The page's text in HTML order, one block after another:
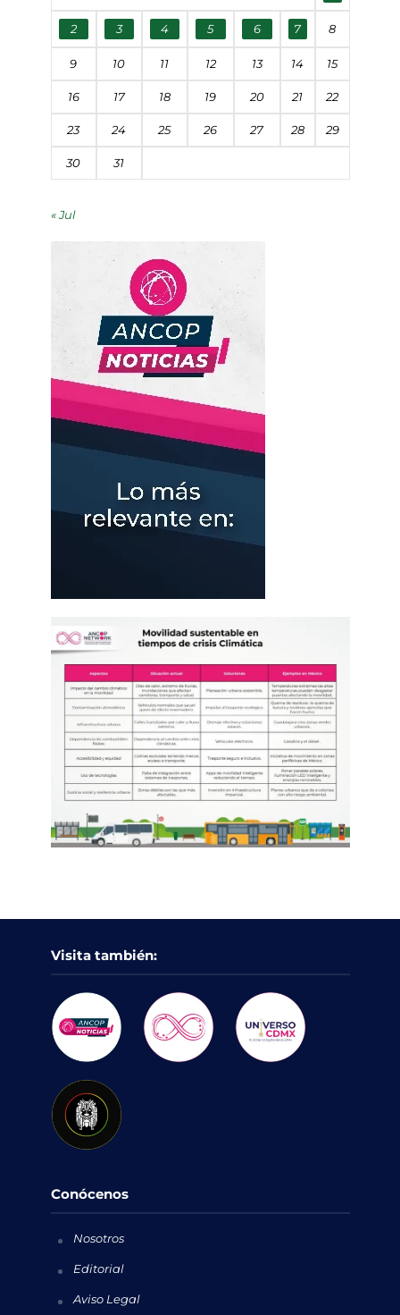
2 3 4 5 6 7 8
9 10 11 12 13 14 15
16 17 18 19 20 21 22
23 24 25 26 27 28 29
30 31
« Jul
Visita también:
Conócenos
Nosotros
Editorial
Aviso Legal